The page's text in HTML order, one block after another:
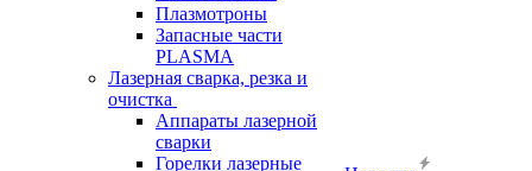
Плазмотроны
Запасные части
PLASMA
Лазерная сварка, резка и
очистка
Аппараты лазерной
сварки
Горелки лазерные